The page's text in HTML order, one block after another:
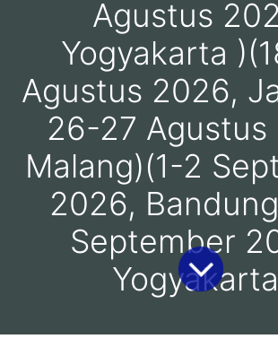
Agustus
Yogyakarta
Agustus 2026,
26-27 Agustus
Malang)(1-2
2026,
September